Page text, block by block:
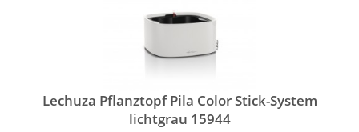
Lechuza Pflanztopf Pila Color Stick-System
lichtgrau 15944